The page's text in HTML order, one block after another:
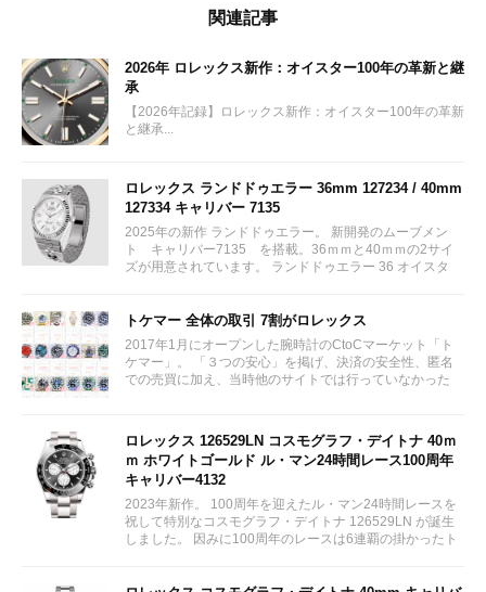
関連記事
2026年 ロレックス新作：オイスター100年の革新と継
承
【2026年記録】ロレックス新作：オイスター100年の革新
と継承...
ロレックス ランドドゥエラー 36mm 127234 / 40mm
127334 キャリバー 7135
2025年の新作 ランドドゥエラー。 新開発のムーブメン
ト キャリバー7135 を搭載。36ｍｍと40ｍｍの2サイ
ズが用意されています。 ランドドゥエラー 36 オイスタ
トケマー 全体の取引 7割がロレックス
2017年1月にオープンした腕時計のCtoCマーケット「ト
ケマー」。 「３つの安心」を掲げ、決済の安全性、匿名
での売買に加え、当時他のサイトでは行っていなかった
ロレックス 126529LN コスモグラフ・デイトナ 40ｍ
ｍ ホワイトゴールド ル・マン24時間レース100周年
キャリバー4132
2023年新作。 100周年を迎えたル・マン24時間レースを
祝して特別なコスモグラフ・デイトナ 126529LN が誕生
しました。 因みに100周年のレースは6連覇の掛かったト